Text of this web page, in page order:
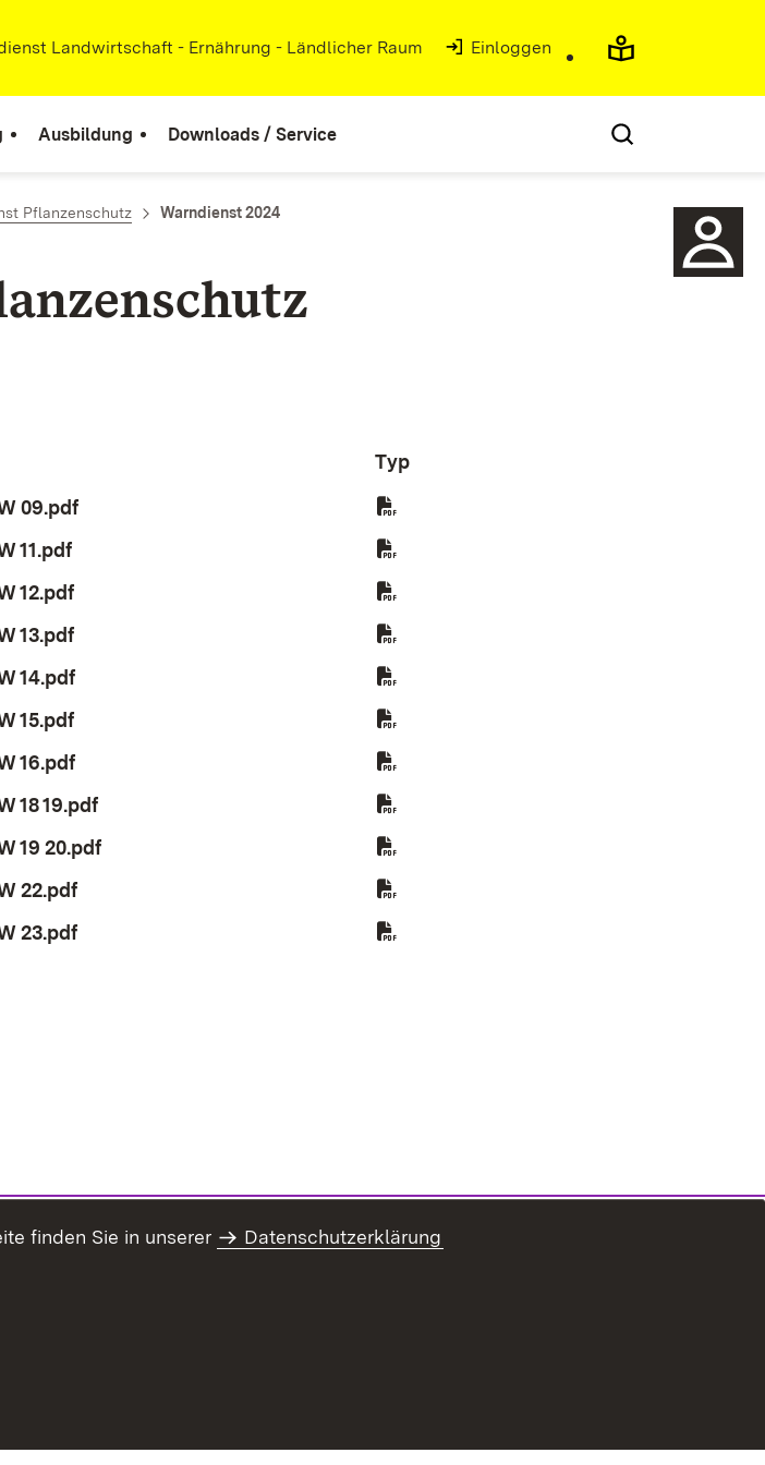
Landwirtschaft - Ernährung - Ländlicher Raum (Öffnet in neuem Fenster)
Einloggen
Ausbildung Downloads / Service
Pflanzenschutz Warndienst 2024
Typ
09.pdf
11.pdf
12.pdf
13.pdf
14.pdf
15.pdf
16.pdf
18 19.pdf
19 20.pdf
22.pdf
23.pdf
finden Sie in unserer Datenschutzerklärung